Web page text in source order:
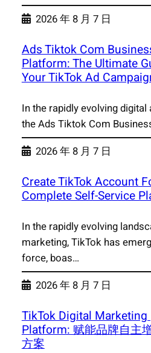
2026 年 8 月 7 日
Ads Tiktok Com
Platform: The Ultimate
Your TikTok Ad
In the rapidly evolving
the Ads Tiktok Com
2026 年 8 月 7 日
Create TikTok Account
Complete Self-Service
In the rapidly evolving
marketing, TikTok has
force, boas…
2026 年 8 月 7 日
TikTok Digital Marketing
Platform: 赋能品牌自主
方案